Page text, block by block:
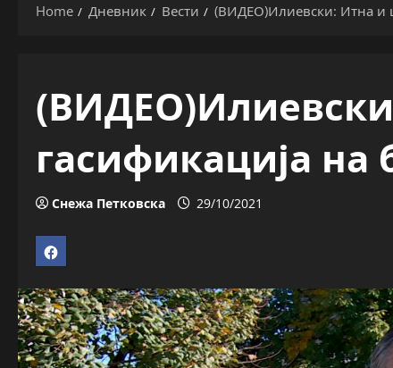
Home Дневник Вести (ВИДЕО)Илиевски: Итна и
гасификација на
Снежа Петковска 29/10/2021